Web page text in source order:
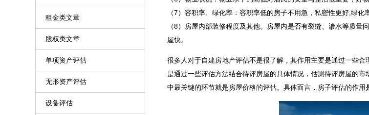
租金类文章
股权类文章
单项资产评估
无形资产评估
设备评估
（7）容积率、绿化率：容积率低的房子不用急，私密性更好;绿化
（8）房屋内部装修程度及其他。房屋内是否有裂缝、渗水等质
屋快。
很多人对于自建房地产评估不是很了解，其作用主要是通过一些
是通过一些评估方法结合待评房屋的具体情况，估测待评房屋的市
中最关键的环节就是房屋价格的评估。具体而言，房子评估的作用